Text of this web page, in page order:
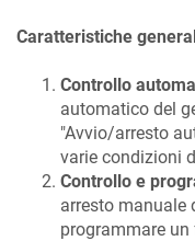
Caratteristiche
Controllo
automatico del
"Avvio/arresto
varie condizioni
Controllo e
arresto manuale
programmare